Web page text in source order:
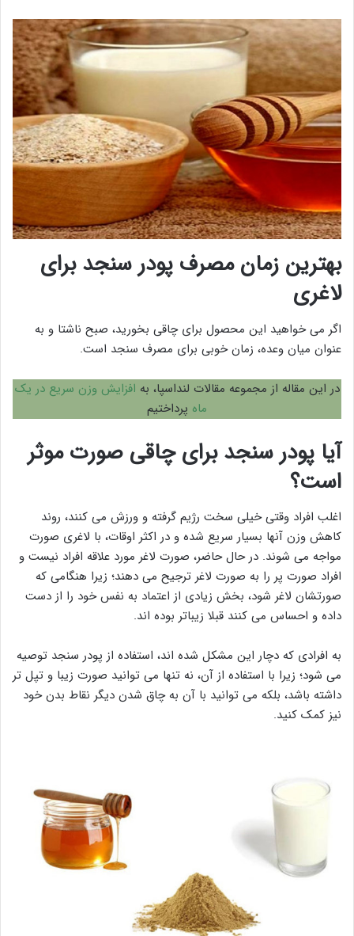
بهترین زمان مصرف پودر سنجد برای
لاغری
اگر می خواهید این محصول برای چاقی بخورید، صبح ناشتا و به
عنوان میان وعده، زمان خوبی برای مصرف سنجد است.
در این مقاله از مجموعه مقالات لنداسپا، به افزایش وزن سریع در یک
ماه پرداختیم
آیا پودر سنجد برای چاقی صورت موثر
است؟
اغلب افراد وقتی خیلی سخت رژیم گرفته و ورزش می کنند، روند
کاهش وزن آنها بسیار سریع شده و در اکثر اوقات، با لاغری صورت
مواجه می شوند. در حال حاضر، صورت لاغر مورد علاقه افراد نیست و
افراد صورت پر را به صورت لاغر ترجیح می دهند؛ زیرا هنگامی که
صورتشان لاغر شود، بخش زیادی از اعتماد به نفس خود را از دست
داده و احساس می کنند قبلا زیباتر بوده اند.
به افرادی که دچار این مشکل شده اند، استفاده از پودر سنجد توصیه
می شود؛ زیرا با استفاده از آن، نه تنها می توانید صورت زیبا و تپل تر
داشته باشد، بلکه می توانید با آن به چاق شدن دیگر نقاط بدن خود
نیز کمک کنید.